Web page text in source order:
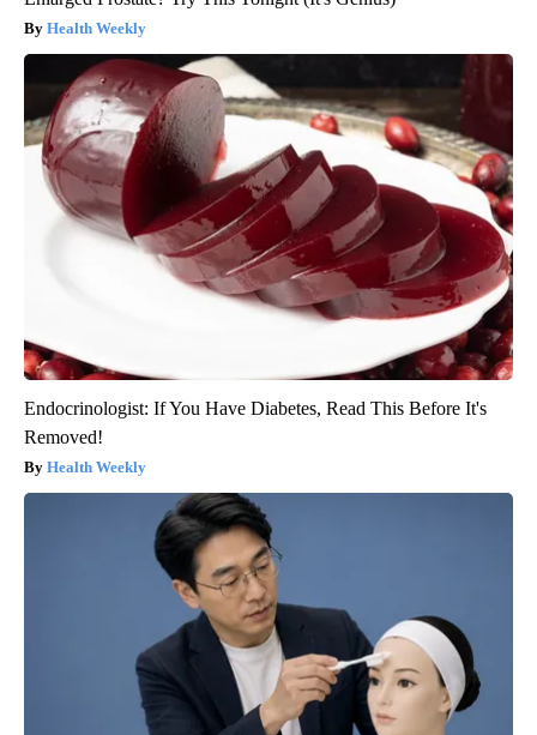
Health Weekly
Endocrinologist: If You Have Diabetes, Read This Before It's
Removed!
Health Weekly